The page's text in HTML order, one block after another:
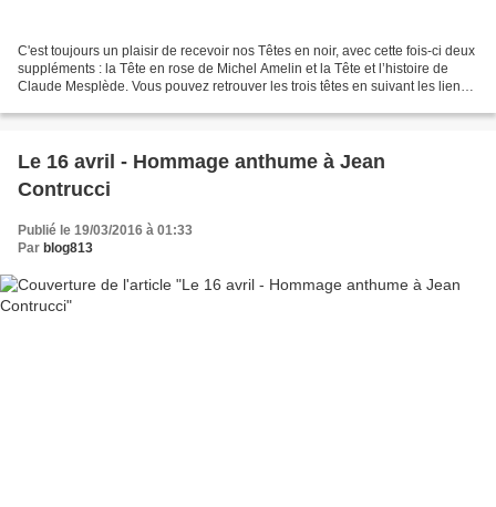
C'est toujours un plaisir de recevoir nos Têtes en noir, avec cette fois-ci deux
suppléments : la Tête en rose de Michel Amelin et la Tête et l’histoire de
Claude Mesplède. Vous pouvez retrouver les trois têtes en suivant les liens
Le 16 avril - Hommage anthume à Jean
Contrucci
Publié le 19/03/2016 à 01:33
Par blog813